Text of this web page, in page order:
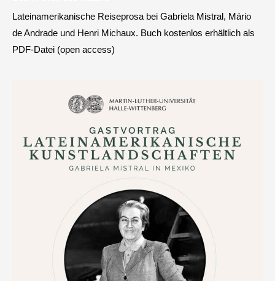
Lateinamerikanische Reiseprosa bei Gabriela Mistral, Mário
de Andrade und Henri Michaux. Buch kostenlos erhältlich als
PDF-Datei (open access)